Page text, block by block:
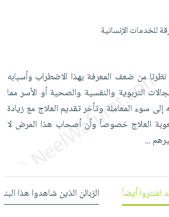
للخدمات الإنسانية
من ضعف المعرفة بهذا الاضطراب وأسبابه
التربوية والنفسية والصحية أو الأسر مما
سوء المعاملة وتأخر تقديم العلاج مع زيادة
العلاج خصوصاً وأن أصحاب هذا المرض لا
...
اشتروا أيضاً الزبائن الذين شاهدوا هذا